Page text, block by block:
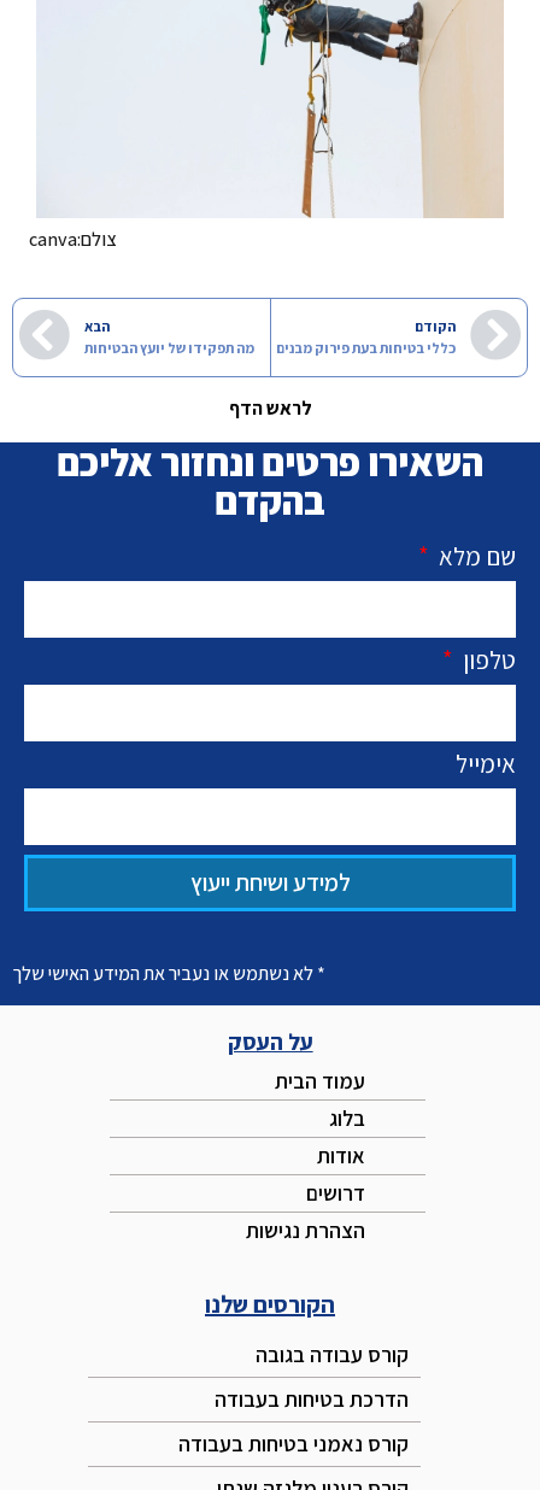
צולם:canva
הקודם
כללי בטיחות בעת פירוק מבנים
הבא
מה תפקידו של יועץ הבטיחות
לראש הדף
השאירו פרטים ונחזור אליכם
בהקדם
שם מלא
טלפון
אימייל
למידע ושיחת ייעוץ
* לא נשתמש או נעביר את המידע האישי שלך
על העסק
עמוד הבית
בלוג
אודות
דרושים
הצהרת נגישות
הקורסים שלנו
קורס עבודה בגובה
הדרכת בטיחות בעבודה
קורס נאמני בטיחות בעבודה